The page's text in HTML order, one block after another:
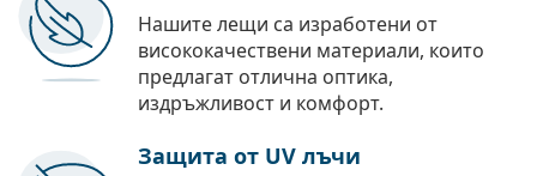
Нашите лещи са изработени от
висококачествени материали, които
предлагат отлична оптика,
издръжливост и комфорт.
Защита от UV лъчи